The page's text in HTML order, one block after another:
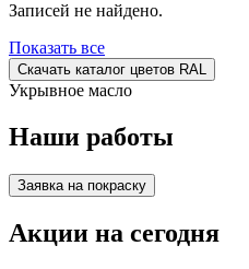
Записей не найдено.
Показать все
Скачать каталог цветов RAL
Укрывное масло
Наши работы
Заявка на покраску
Акции на сегодня